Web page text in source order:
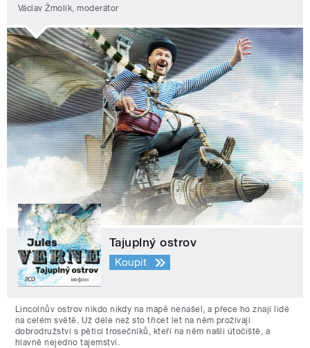
Václav Žmolík, moderátor
Tajuplný ostrov
Koupit
Lincolnův ostrov nikdo nikdy na mapě nenašel, a přece ho znají lidé
na celém světě. Už déle než sto třicet let na něm prožívají
dobrodružství s pěticí trosečníků, kteří na něm našli útočiště, a
hlavně nejedno tajemství.